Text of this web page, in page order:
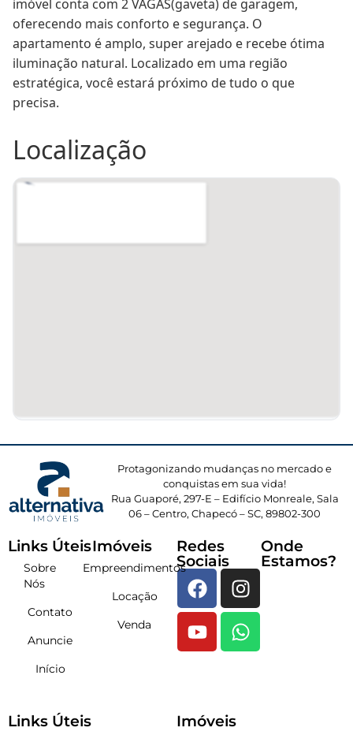
Orientau00e7u00e3o
Solar
Oeste Proximidade Eco Parque
Salu00e3o de festas 1 Piso
Porcelanato
Sacada
Sim Gu00e1s central
Elevador
imóvel conta com 2 VAGAS(gaveta) de garagem,
oferecendo mais conforto e segurança. O
apartamento é amplo, super arejado e recebe ótima
iluminação natural. Localizado em uma região
estratégica, você estará próximo de tudo o que
precisa.
Localização
Protagonizando mudanças no mercado e
conquistas em sua vida!
Rua Guaporé, 297-E – Edifício Monreale, Sala
06 – Centro, Chapecó – SC, 89802-300
Links Úteis
Sobre
Nós
Contato
Anuncie
Início
Imóveis
Empreendimentos
Locação
Venda
Redes
Sociais
Onde
Estamos?
Links Úteis Imóveis